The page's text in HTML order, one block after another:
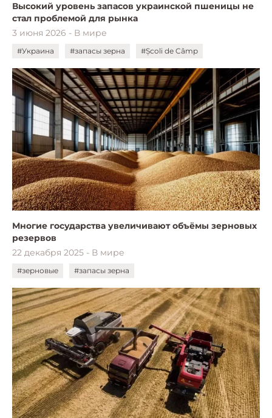
Высокий уровень запасов украинской пшеницы не
стал проблемой для рынка
3 июня 2026 - В мире
#Украина #запасы зерна #Școli de Câmp
Многие государства увеличивают объёмы зерновых
резервов
22 декабря 2025 - В мире
#зерновые #запасы зерна